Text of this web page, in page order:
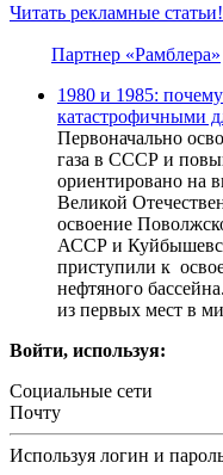
Читать рекламные
Партнер «Рамблера»
1980 и 1985:
катастрофичными
Первоначально
газа в СССР и
ориентировано на
Великой
освоение
АССР и
приступили к
нефтяного
из первых мест в
Войти, используя:
Социальные сети
Почту
Используя логин и